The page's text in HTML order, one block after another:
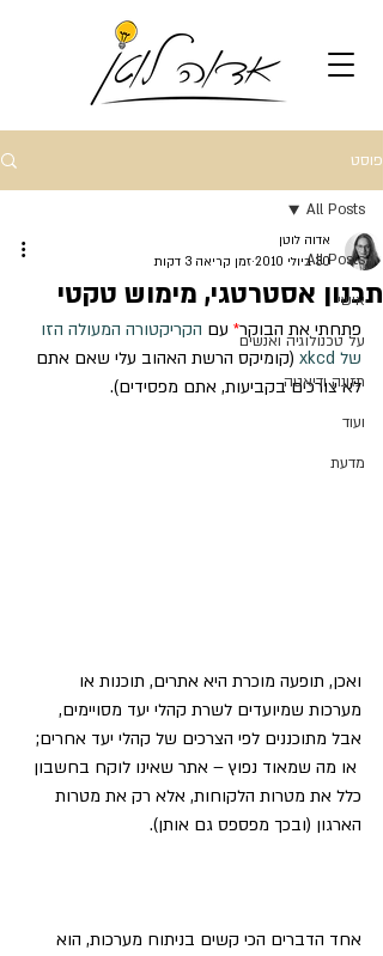
פוסט
All Posts
אישי
על טכנולוגיה ואנשים
תזונה ודיאטה
ועוד
מדעת
All Posts
תכנון אסטרטגי, מימוש טקטי
אדוה לוטן
30 ביולי 2010
זמן קריאה 3 דקות
פתחתי את הבוקר* עם הקריקטורה המעולה הזו
של xkcd
(קומיקס הרשת האהוב עלי שאם אתם
לא צורכים בקביעות, אתם מפסידים).
ואכן, תופעה מוכרת היא אתרים, תוכנות או
מערכות שמיועדים לשרת קהלי יעד מסויימים,
אבל מתוכננים לפי הצרכים של קהלי יעד אחרים;
או מה שמאוד נפוץ – אתר שאינו לוקח בחשבון
כלל את מטרות הלקוחות, אלא רק את מטרות
הארגון (ובכך מפספס גם אותן).
אחד הדברים הכי קשים בניתוח מערכות, הוא